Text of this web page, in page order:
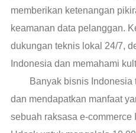
memberikan ketenangan
keamanan data pelanggan.
dukungan teknis lokal 24/7,
Indonesia dan memahami
Banyak bisnis
dan mendapatkan manfaat
sebuah raksasa e-